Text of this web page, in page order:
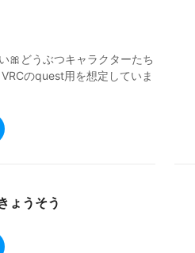
🎀どうぶつキャラクターたち
のquest用を想定していま
ょうそう